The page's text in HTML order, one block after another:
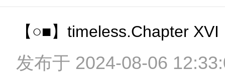
【○■】timeless.Chapter XVI
发布于 2024-08-06